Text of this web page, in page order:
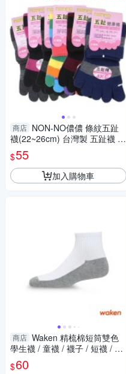
商店 NON-NO儂儂 條紋五趾
襪(22~26cm) 台灣製 五趾襪 五
指襪 襪 襪子【愛買】
$55
加入購物車
商店 Waken 精梳棉短筒雙色
學生襪 / 童襪 / 襪子 / 短襪 / 白
襪
$60